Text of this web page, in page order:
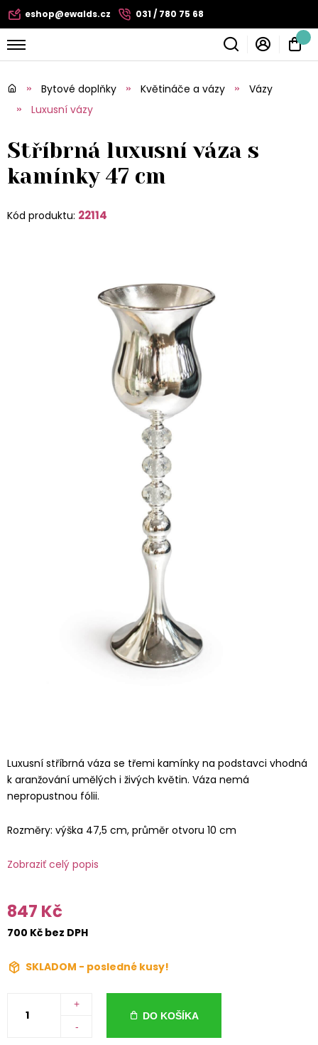
eshop@ewalds.cz 031 / 780 75 68
Bytové doplňky Květináče a vázy
Vázy
Luxusní vázy
Stříbrná luxusní váza s
kamínky 47 cm
Kód produktu: 22114
Luxusní stříbrná váza se třemi kamínky na podstavci vhodná
k aranžování umělých i živých květin. Váza nemá
nepropustnou fólii.
Rozměry: výška 47,5 cm, průměr otvoru 10 cm
Zobraziť celý popis
847 Kč
700 Kč bez DPH
SKLADOM - posledné kusy!
+
-
DO KOŠÍKA